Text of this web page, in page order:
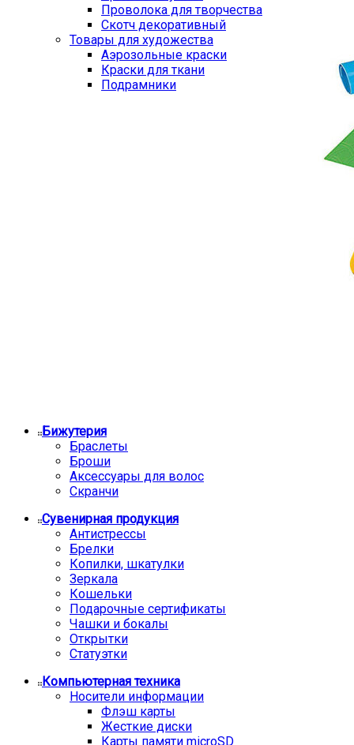
Проволока для творчества
Скотч декоративный
Товары для художества
Аэрозольные краски
Краски для ткани
Подрамники
Бижутерия
Браслеты
Броши
Аксессуары для волос
Скранчи
Сувенирная продукция
Антистрессы
Брелки
Копилки, шкатулки
Зеркала
Кошельки
Подарочные сертификаты
Чашки и бокалы
Открытки
Статуэтки
Компьютерная техника
Носители информации
Флэш карты
Жесткие диски
Карты памяти microSD